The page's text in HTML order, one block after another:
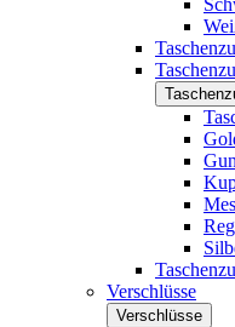
Verschlüsse
Verschlüsse